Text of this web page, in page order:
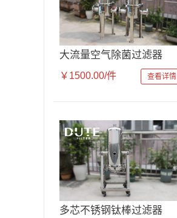
大流量空气除菌过滤器
￥1500.00/件 查看详情
多芯不锈钢钛棒过滤器